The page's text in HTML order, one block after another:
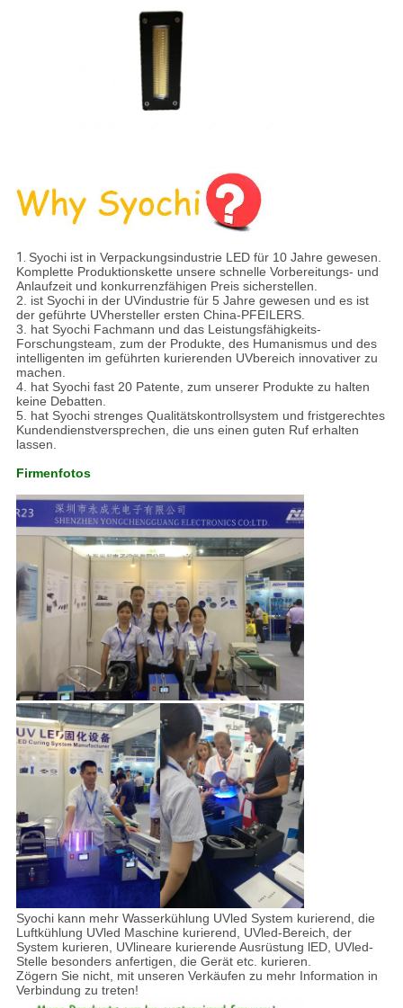
1. Syochi ist in Verpackungsindustrie LED für 10 Jahre gewesen.
Komplette Produktionskette unsere schnelle Vorbereitungs- und
Anlaufzeit und konkurrenzfähigen Preis sicherstellen.
2. ist Syochi in der UVindustrie für 5 Jahre gewesen und es ist
der geführte UVhersteller ersten China-PFEILERS.
3. hat Syochi Fachmann und das Leistungsfähigkeits-
Forschungsteam, zum der Produkte, des Humanismus und des
intelligenten im geführten kurierenden UVbereich innovativer zu
machen.
4. hat Syochi fast 20 Patente, zum unserer Produkte zu halten
keine Debatten.
5. hat Syochi strenges Qualitätskontrollsystem und fristgerechtes
Kundendienstversprechen, die uns einen guten Ruf erhalten
lassen.
Firmenfotos
Syochi kann mehr Wasserkühlung UVled System kurierend, die
Luftkühlung UVled Maschine kurierend, UVled-Bereich, der
System kurieren, UVlineare kurierende Ausrüstung lED, UVled-
Stelle besonders anfertigen, die Gerät etc. kurieren.
Zögern Sie nicht, mit unseren Verkäufen zu mehr Information in
Verbindung zu treten!